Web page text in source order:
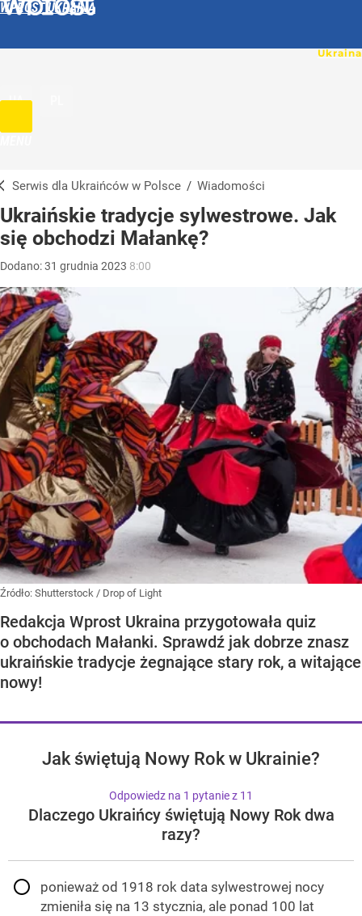
WPROST UKRAINA
UA
Serwis dla Ukraińców w Polsce / Wiadomości
Ukraińskie tradycje sylwestrowe. Jak
się obchodzi Małankę?
Dodano:31 grudnia 2023 8:00
Źródło: Shutterstock / Drop of Light
Redakcja Wprost Ukraina przygotowała quiz
o obchodach Małanki. Sprawdź jak dobrze znasz
ukraińskie tradycje żegnające stary rok, a witające
nowy!
Jak świętują Nowy Rok w Ukrainie?
Odpowiedz na 1 pytanie z 11
Dlaczego Ukraińcy świętują Nowy Rok dwa
razy?
ponieważ od 1918 rok data sylwestrowej nocy
zmieniła się na 13 stycznia, ale ponad 100 lat